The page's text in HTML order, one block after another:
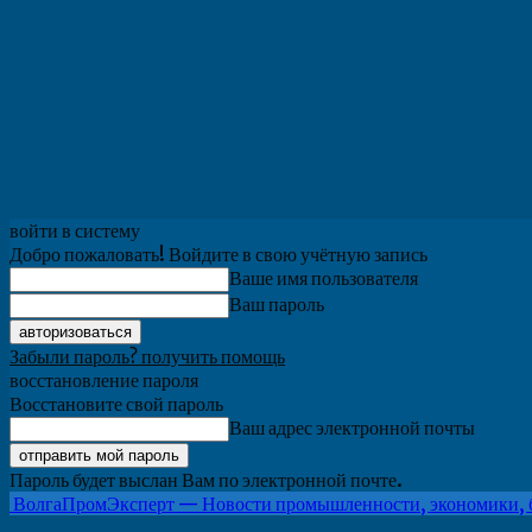
войти в систему
Добро пожаловать! Войдите в свою учётную запись
Ваше имя пользователя
Ваш пароль
Забыли пароль? получить помощь
восстановление пароля
Восстановите свой пароль
Ваш адрес электронной почты
Пароль будет выслан Вам по электронной почте.
ВолгаПромЭксперт — Новости промышленности, экономики,